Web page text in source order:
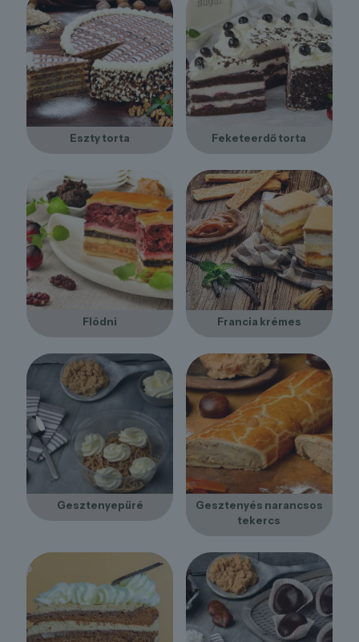
Eszty torta Feketeerdő torta
Flódni Francia krémes
Gesztenyepüré
Gesztenyés narancsos
tekercs